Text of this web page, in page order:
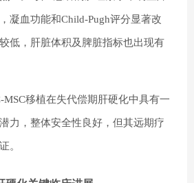
凝血功能和Child-Pugh评分显著改
低，肝脏体积及脾脏指标也出现有
移植在失代偿期肝硬化中具有一
力，整体安全性良好，但其远期疗
。